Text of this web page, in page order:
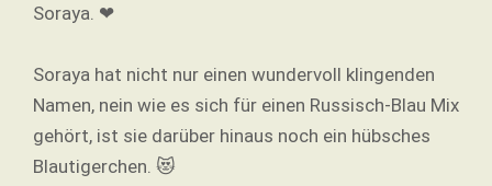
Soraya. ❤
Soraya hat nicht nur einen wundervoll klingenden
Namen, nein wie es sich für einen Russisch-Blau Mix
gehört, ist sie darüber hinaus noch ein hübsches
Blautigerchen. 😻